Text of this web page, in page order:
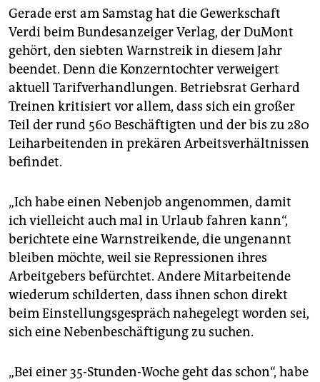
Gerade erst am Samstag hat die Gewerkschaft
Verdi beim Bundesanzeiger Verlag, der DuMont
gehört, den siebten Warnstreik in diesem Jahr
beendet. Denn die Konzerntochter verweigert
aktuell Tarifverhandlungen. Betriebsrat Gerhard
Treinen kritisiert vor allem, dass sich ein großer
Teil der rund 560 Beschäftigten und der bis zu 280
Leiharbeitenden in prekären Arbeitsverhältnissen
befindet.
„Ich habe einen Nebenjob angenommen, damit
ich vielleicht auch mal in Urlaub fahren kann“,
berichtete eine Warnstreikende, die ungenannt
bleiben möchte, weil sie Repressionen ihres
Arbeitgebers befürchtet. Andere Mitarbeitende
wiederum schilderten, dass ihnen schon direkt
beim Einstellungsgespräch nahegelegt worden sei,
sich eine Nebenbeschäftigung zu suchen.
„Bei einer 35-Stunden-Woche geht das schon“, habe